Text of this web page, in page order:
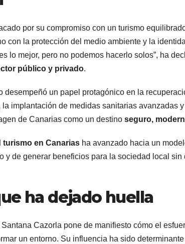
por su compromiso con un turismo
con la protección del medio ambiente y la
lo mejor, pero no podemos hacerlo solos”, ha
público y privado.
desempeñó un papel protagónico en la
la implantación de medidas sanitarias avanzadas
de Canarias como un destino seguro,
turismo en Canarias ha avanzado hacia un
y de generar beneficios para la sociedad local sin
ha dejado huella
Cazorla pone de manifiesto cómo el
un entorno. Su influencia ha sido